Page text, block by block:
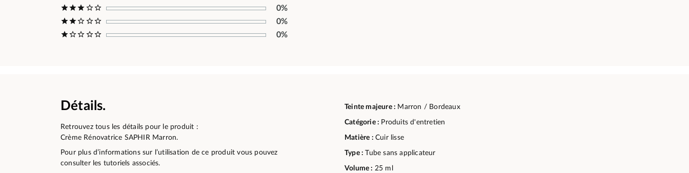
0%
0%
0%
Détails.
Retrouvez tous les détails pour le produit :
Crème Rénovatrice SAPHIR Marron.
Pour plus d’informations sur l’utilisation de ce produit vous pouvez
consulter les tutoriels associés.
Teinte majeure : Marron / Bordeaux
Catégorie : Produits d'entretien
Matière : Cuir lisse
Type : Tube sans applicateur
Volume : 25 ml